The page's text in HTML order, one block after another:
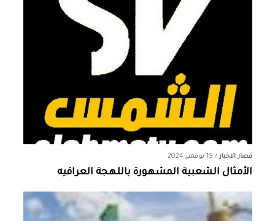
قصار الاخبار/ 19 نوفمبر 2024
الأمثال الشعبية المشهورة باللهجة العراقيه